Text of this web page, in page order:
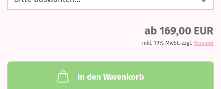
ab 169,00 EUR
inkl. 19% MwSt. zzgl. Versand
In den Warenkorb